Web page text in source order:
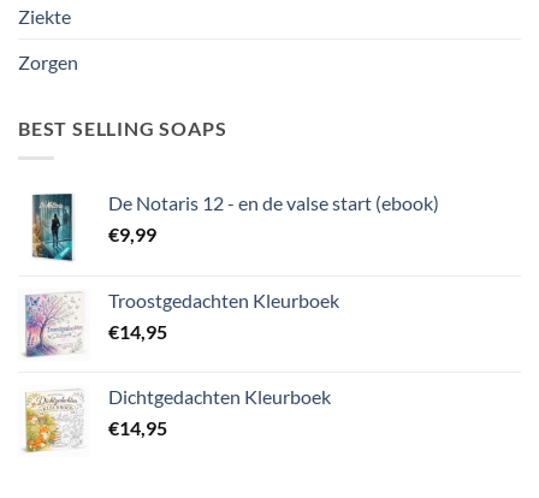
Ziekte
Zorgen
BEST SELLING SOAPS
De Notaris 12 - en de valse start (ebook)
€9,99
Troostgedachten Kleurboek
€14,95
Dichtgedachten Kleurboek
€14,95